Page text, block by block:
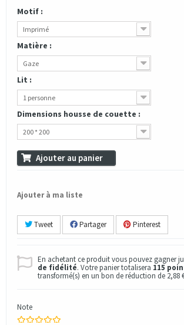
Motif :
Imprimé
Matière :
Gaze
Lit :
1 personne
Dimensions housse de couette :
200 * 200
Ajouter au panier
Ajouter à ma liste
Tweet Partager Pinterest
En achetant ce produit vous pouvez gagner
de fidélité. Votre panier totalisera 115
transformé(s) en un bon de réduction de 2,88
Note